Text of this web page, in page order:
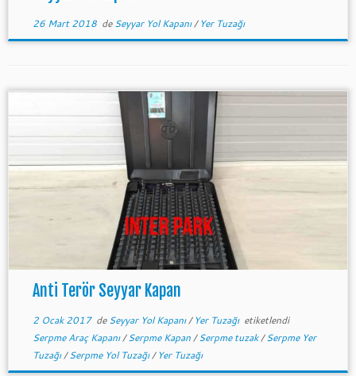
26 Mart 2018deSeyyar Yol Kapanı/ Yer Tuzağı
Anti Terör Seyyar Kapan
2 Ocak 2017deSeyyar Yol Kapanı/ Yer Tuzağı etiketlendi
Serpme Araç Kapanı/Serpme Kapan/Serpme tuzak/Serpme Yer
Tuzağı/Serpme Yol Tuzağı/ Yer Tuzağı